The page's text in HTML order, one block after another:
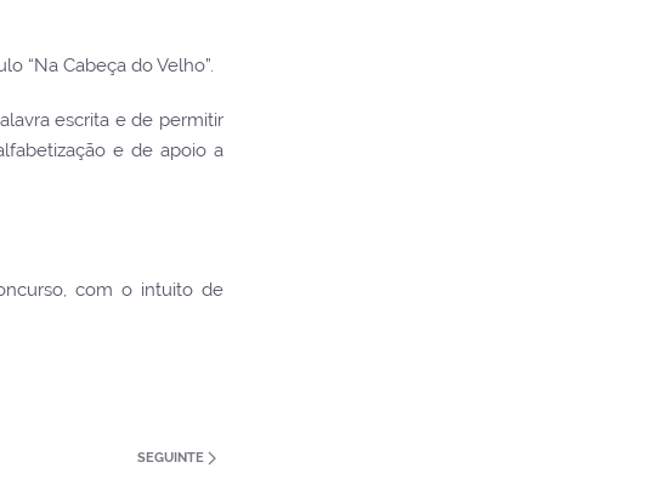
“Na Cabeça do Velho”.
escrita e de permitir
e de apoio a
com o intuito de
SEGUINTE